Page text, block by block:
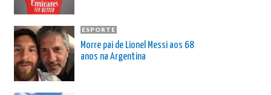
ESPORTE
Morre pai de Lionel Messi aos 68
anos na Argentina